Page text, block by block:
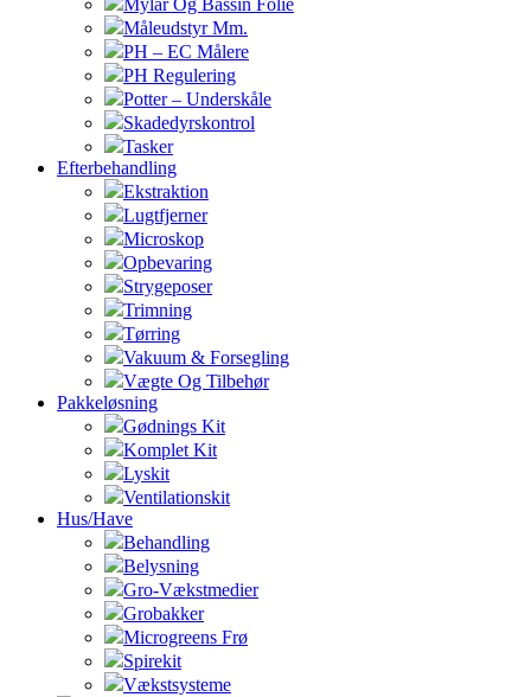
Mylar Og Bassin Folie
Måleudstyr Mm.
PH – EC Målere
PH Regulering
Potter – Underskåle
Skadedyrskontrol
Tasker
Efterbehandling
Ekstraktion
Lugtfjerner
Microskop
Opbevaring
Strygeposer
Trimning
Tørring
Vakuum & Forsegling
Vægte Og Tilbehør
Pakkeløsning
Gødnings Kit
Komplet Kit
Lyskit
Ventilationskit
Hus/Have
Behandling
Belysning
Gro-Vækstmedier
Grobakker
Microgreens Frø
Spirekit
Vækstsysteme